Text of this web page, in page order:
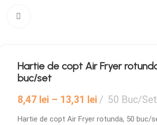
Hartie de copt Air Fryer
buc/set
8,47 lei – 13,31 lei 50 Buc/Set
Hartie de copt Air Fryer rotunda, 50 buc/